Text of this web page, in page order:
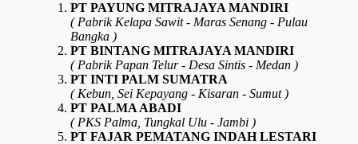
PT PAYUNG MITRAJAYA MANDIRI
( Pabrik Kelapa Sawit - Maras Senang - Pulau
Bangka )
PT BINTANG MITRAJAYA MANDIRI
( Pabrik Papan Telur - Desa Sintis - Medan )
PT INTI PALM SUMATRA
( Kebun, Sei Kepayang - Kisaran - Sumut )
PT PALMA ABADI
( PKS Palma, Tungkal Ulu - Jambi )
PT FAJAR PEMATANG INDAH LESTARI